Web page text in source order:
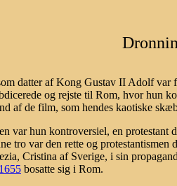
datter af Kong Gustav II Adolf var
og rejste til Rom, hvor hun
af de film, som hendes kaotiske
var hun kontroversiel, en
tro var den rette og
Cristina af Sverige, i sin
1655 bosatte sig i Rom.